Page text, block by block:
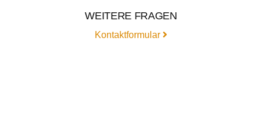
WEITERE FRAGEN
Kontaktformular